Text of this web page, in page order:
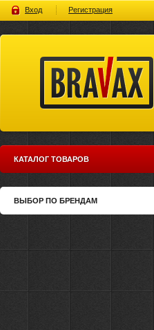
Вход Регистрация
всей россии
КАТАЛОГ ТОВАРОВ
ВЫБОР ПО БРЕНДАМ